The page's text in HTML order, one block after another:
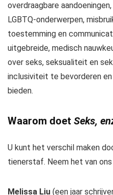
overdraagbare
LGBTQ-onderwerpen,
toestemming en
uitgebreide, medisch
over seks, seksualiteit en
inclusiviteit te bevorderen
bieden.
Waarom doet Seks,
U kunt het verschil maken
tienerstaf. Neem het van ons
Melissa Liu (een jaar